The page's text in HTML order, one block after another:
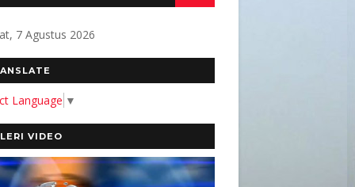
KAMI MEMBANGUN MEDIA
7 Agustus 2026
Language ▼
VIDEO